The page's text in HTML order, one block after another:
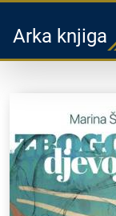
Arka knjiga